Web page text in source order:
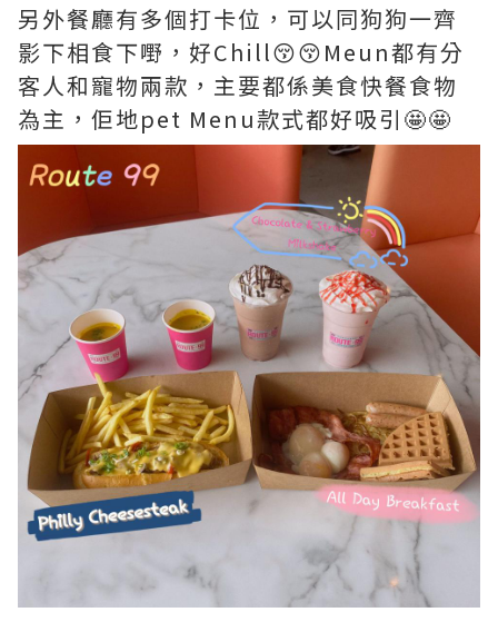
另外餐廳有多個打卡位，可以同狗狗一齊
影下相食下嘢，好Chill😚😚Meun都有分
客人和寵物兩款，主要都係美食快餐食物
為主，佢地pet Menu款式都好吸引🤩🤩